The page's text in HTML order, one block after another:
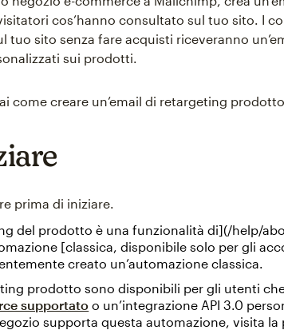
cos’hanno consultato sul tuo sito. I
tuo sito senza fare acquisti riceveranno
sui prodotti.
come creare un’email di retargeting
prima di iniziare.
del prodotto è una funzionalità di](/help/
[classica, disponibile solo per gli
creato un’automazione classica.
prodotto sono disponibili per gli utenti
supportato o un’integrazione API 3.0
supporta questa automazione, visita la